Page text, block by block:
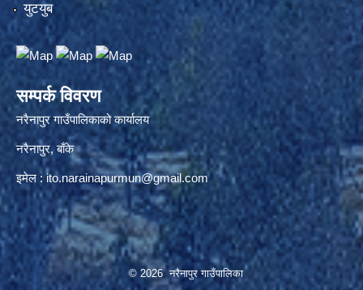
युटयुब
सम्पर्क विवरण
नरैनापुर गाउँपालिकाको कार्यालय
नरैनापुर, बाँके
इमेल :ito.narainapurmun@gmail.com
© 2026 नरैनापुर गाउँपालिका